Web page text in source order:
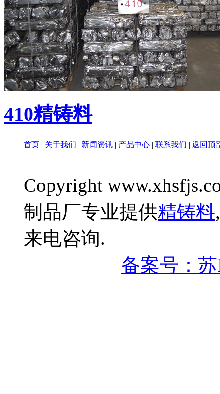
410精铸料
首页 | 关于我们 | 新闻资讯 | 产品中心 | 联系我们 | 返回顶
Copyright
制品厂专业提供精铸料,
来电咨询.
备案号：苏